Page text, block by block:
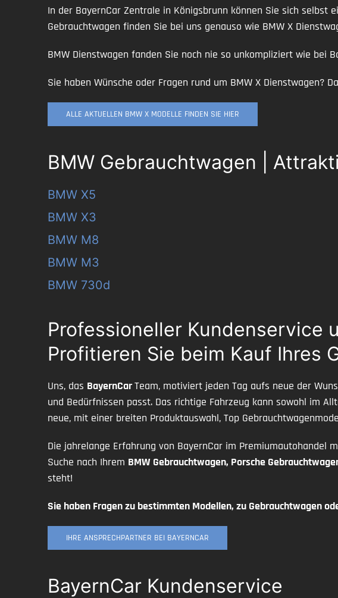
In der BayernCar Zentrale in Königsbrunn können Sie sich selbst
Gebrauchtwagen finden Sie bei uns genauso wie BMW X
BMW Dienstwagen fanden Sie noch nie so unkompliziert wie bei
Sie haben Wünsche oder Fragen rund um BMW X Dienstwagen?
ALLE AKTUELLEN BMW X MODELLE FINDEN SIE HIER
BMW Gebrauchtwagen |
BMW X5
BMW X3
BMW M8
BMW M3
BMW 730d
Professioneller Kundenservice
Profitieren Sie beim Kauf Ihres
Uns, das BayernCarTeam, motiviert jeden Tag aufs neue der
und Bedürfnissen passt. Das richtige Fahrzeug kann sowohl im
neue, mit einer breiten Produktauswahl, Top
Die jahrelange Erfahrung von BayernCar im Premiumautohandel
Suche nach Ihrem BMW Gebrauchtwagen, Porsche
steht!
Sie haben Fragen zu bestimmten Modellen, zu Gebrauchtwagen
IHRE ANSPRECHPARTNER BEI BAYERNCAR
BayernCar Kundenservice